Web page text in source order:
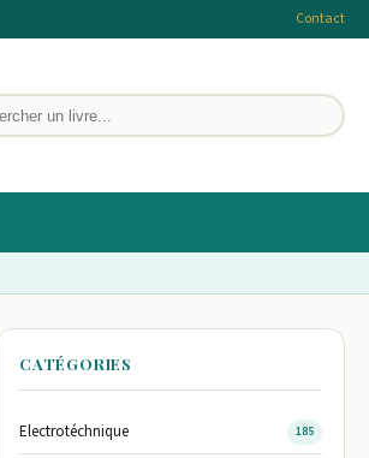
Contact
CATÉGORIES
Electrotéchnique 185